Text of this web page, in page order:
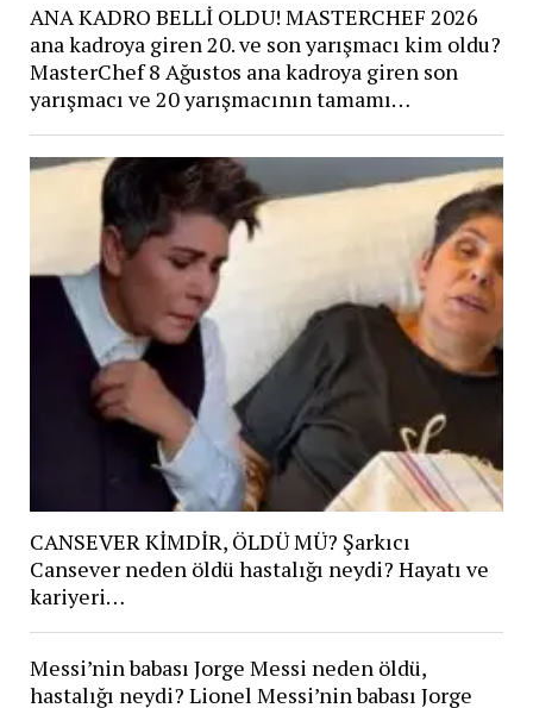
ANA KADRO BELLİ OLDU! MASTERCHEF 2026
ana kadroya giren 20. ve son yarışmacı kim oldu?
MasterChef 8 Ağustos ana kadroya giren son
yarışmacı ve 20 yarışmacının tamamı…
CANSEVER KİMDİR, ÖLDÜ MÜ? Şarkıcı
Cansever neden öldü hastalığı neydi? Hayatı ve
kariyeri…
Messi’nin babası Jorge Messi neden öldü,
hastalığı neydi? Lionel Messi’nin babası Jorge